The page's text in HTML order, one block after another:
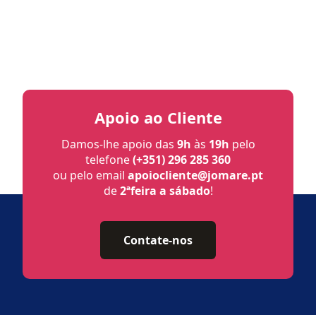
Apoio ao Cliente
Damos-lhe apoio das 9h às 19h pelo
telefone(+351) 296 285 360
ou pelo email apoiocliente@jomare.pt
de2ªfeira a sábado!
Contate-nos